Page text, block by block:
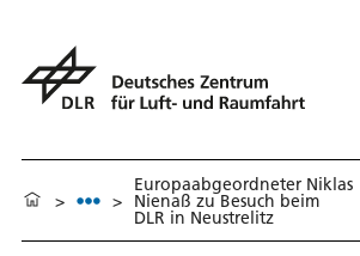
> >
Europaabgeordneter Niklas
Nienaß zu Besuch beim
DLR in Neustrelitz